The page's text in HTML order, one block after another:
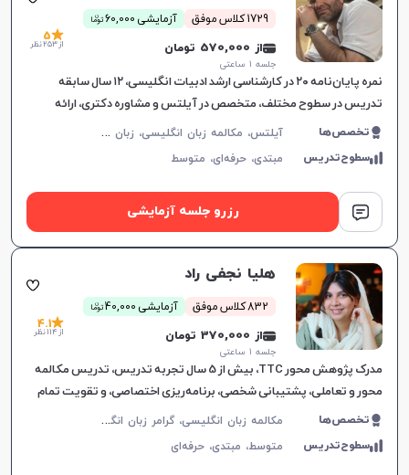
1729 کلاس موفق آزمایشی 60,000 توما
ن
از 570,000 تومان
جلسه ۱ ساعتی
5
از 253 نظر
نمره پایان‌نامه ۲۰ در کارشناسی ارشد ادبیات انگلیسی، ۱۲ سال سابقه
تدریس در سطوح مختلف، متخصص در آیلتس و مشاوره دکتری، ارائه
آموزش‌های هدفمند مکالمه.
تخصص‌ها آ
یلتس، مکالمه زبان انگلیسی، زبان انگلیسی عمومی، گرامر زبان انگلیسی، زبان انگلیسی بریتیش، زبان انگلیسی آمریکایی، زبان انگلیسی کنکور سراسری، زبان انگلیسی کنکور ارشد، زبان انگلیسی کنکور کاردانی
سطوح‌تدریس مبتدی،حرفه‌ای، متوسط
رزرو جلسه آزمایشی
هلیا نجفی راد
832 کلاس موفق آزمایشی 40,000 توما
ن
از 370,000 تومان
جلسه ۱ ساعتی
4.1
از 114 نظر
مدرک پژوهش محور TTC، بیش از 5 سال تجربه تدریس، تدریس مکالمه
محور و تعاملی، پشتیبانی شخصی، برنامه‌ریزی اختصاصی، و تقویت تمام
مهارت‌های زبان انگلیسی.
تخصص‌ها م
کالمه زبان انگلیسی، گرامر زبان انگلیسی، زبان انگلیسی آمریکایی، زبان انگلیسی هفتم دبیرستان، زبان انگلیسی هشتم دبیرستان، زبان انگلیسی نهم دبیرستان، زبان انگلیسی دهم دبیرستان، زبان انگلیسی یازدهم دبیرستان، زبان انگلیسی عمومی، زبان انگلیسی دوازدهم دبیرستان، زبان انگلیسی کنکور سراسری، زبان انگلیسی کودکان
سطوح‌تدریس متوسط، مبتدی،حرفه‌ای